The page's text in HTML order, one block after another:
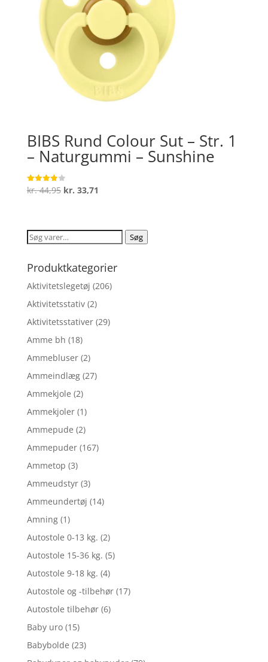
BIBS Rund Colour Sut – Str. 1
– Naturgummi – Sunshine
Vurderet
3.9
kr.44,95 Den
var:
kr. 44,95.
kr. 33,71
er:
kr. 33,71.
Søg
Søg
Produktkategorier
Aktivitetslegetøj (206)
Aktivitetsstativ (2)
Aktivitetsstativer (29)
Amme bh (18)
Ammebluser (2)
Ammeindlæg (27)
Ammekjole (2)
Ammekjoler (1)
Ammepude (2)
Ammepuder (167)
Ammetop (3)
Ammeudstyr (3)
Ammeundertøj (14)
Amning (1)
Autostole 0-13 kg. (2)
Autostole 15-36 kg. (5)
Autostole 9-18 kg. (4)
Autostole og -tilbehør (17)
Autostole tilbehør (6)
Baby uro (15)
Babybolde (23)